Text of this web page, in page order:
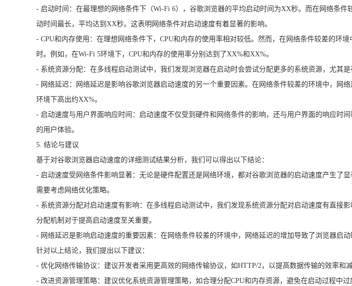
- 启动时间：在最理想的网络条件下（Wi-Fi 6），谷歌浏览器的平均启动时间为XX秒。而在网络条
动时间最长，平均达到XX秒。这表明网络条件对启动速度有着显著的影响。
- CPU和内存使用：在理想网络条件下，CPU和内存的使用率相对较低。然而，在网络条件较差的环
时。例如，在Wi-Fi 5环境下，CPU和内存的使用率分别达到了XX%和XX%。
- 系统资源分配：在多线程启动测试中，我们发现浏览器在启动时会尝试分配更多的系统资源，尤其
- 网络延迟：网络延迟是影响谷歌浏览器启动速度的另一个重要因素。在网络条件较差的环境中，网
环境下高出约XX%。
- 启动速度与用户界面响应时间：启动速度不仅受到硬件和网络条件的影响，还与用户界面的响应时
的用户体验。
5. 结论与建议
基于对谷歌浏览器启动速度的详细测试结果分析，我们可以得出以下结论：
- 启动速度受网络条件影响显著：无论是硬件配置还是网络环境，都对谷歌浏览器的启动速度产生了
需要考虑网络优化策略。
- 系统资源分配对启动速度有影响：在多线程启动测试中，我们发现系统资源分配对启动速度有直接
分配机制对于提高启动速度至关重要。
- 网络延迟是影响启动速度的重要因素：在网络条件较差的环境中，网络延迟的增加导致了浏览器启
针对以上结论，我们提出以下建议：
- 优化网络传输协议：建议开发者采用更高效的网络传输协议，如HTTP/2，以提高数据传输的效率和减
- 改进资源管理策略：建议优化系统资源管理策略，如合理分配CPU和内存资源，避免在启动过程中过